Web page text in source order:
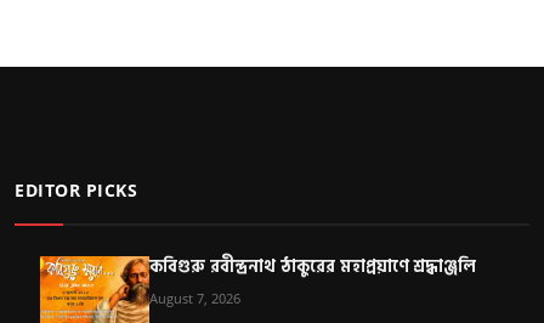
EDITOR PICKS
কবিগুরু রবীন্দ্রনাথ ঠাকুরের মহাপ্রয়াণে শ্রদ্ধাঞ্জলি
August 7, 2026